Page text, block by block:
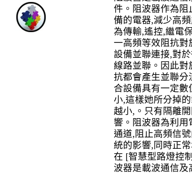
件。阻波器作為阻
備的電器,減少高
為傳輸,遙控,繼電
一高頻等效阻抗對
設備並聯連接,對
線路並聯。因此對
抗都會產生並聯分
合設備具有一定數
小,這樣她所分掉
越小, 。只有隔離
響。阻波器為利
通道,阻止高頻信
統的影響,同時正
在 [智慧型路燈控
波器是載波通信及